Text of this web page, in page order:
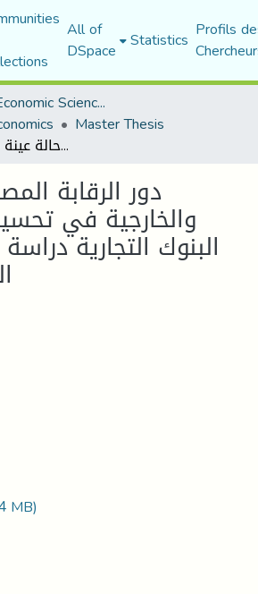
All of
DSpace Statistics Profils
Faculty of Economic Sciences, Commerce and Management Sciences
Master Thesis
دور الرقابة المصرفية الداخلية والخارجية في تحسين الاداء داخل البنوك التجارية دراسة حالة عينة من البنوك التجارية
دور الرقابة
والخارجية في
البنوك التجارية
MB)